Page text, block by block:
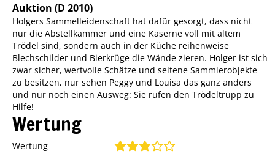
Auktion (D 2010)
Holgers Sammelleidenschaft hat dafür gesorgt, dass nicht
nur die Abstellkammer und eine Kaserne voll mit altem
Trödel sind, sondern auch in der Küche reihenweise
Blechschilder und Bierkrüge die Wände zieren. Holger ist sich
zwar sicher, wertvolle Schätze und seltene Sammlerobjekte
zu besitzen, nur sehen Peggy und Louisa das ganz anders
und nur noch einen Ausweg: Sie rufen den Trödeltrupp zu
Hilfe!
Wertung
Wertung